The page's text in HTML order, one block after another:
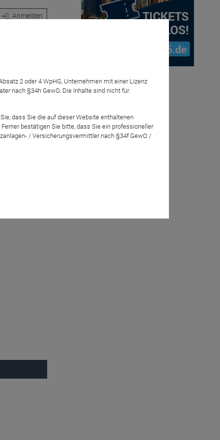
Anmelden
Auftrag,
2 oder 4 WpHG, Unternehmen mit einer Lizenz
nach §34h GewO. Die Inhalte sind nicht für
dass Sie die auf dieser Website enthaltenen
bestätigen Sie bitte, dass Sie ein professioneller
/ Versicherungsvermittler nach §34f GewO /